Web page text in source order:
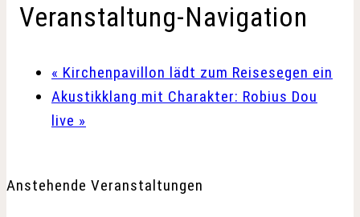
Veranstaltung-Navigation
« Kirchenpavillon lädt zum Reisesegen ein
Akustikklang mit Charakter: Robius Dou
live »
Anstehende Veranstaltungen